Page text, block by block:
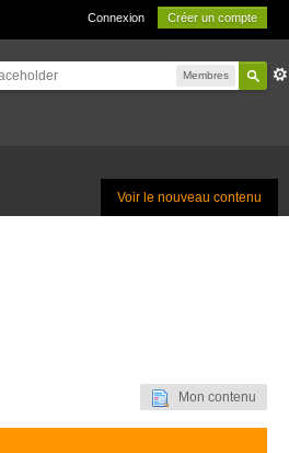
Connexion Créer un compte
Membres
Voir le nouveau contenu
Mon contenu